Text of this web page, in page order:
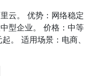
云‌。 ‌优势‌：网络稳定
型企业。 ‌价格‌：中等
。‌‌ ‌适用场景‌：电商、